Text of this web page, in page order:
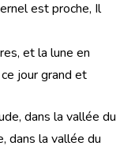
est proche, Il
et la lune en
ce jour grand et
dans la vallée du
dans la vallée du